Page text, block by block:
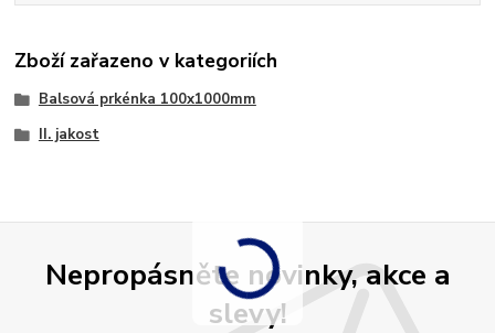
Zboží zařazeno v kategoriích
Balsová prkénka 100x1000mm
II. jakost
Nepropásněte novinky, akce a
slevy!